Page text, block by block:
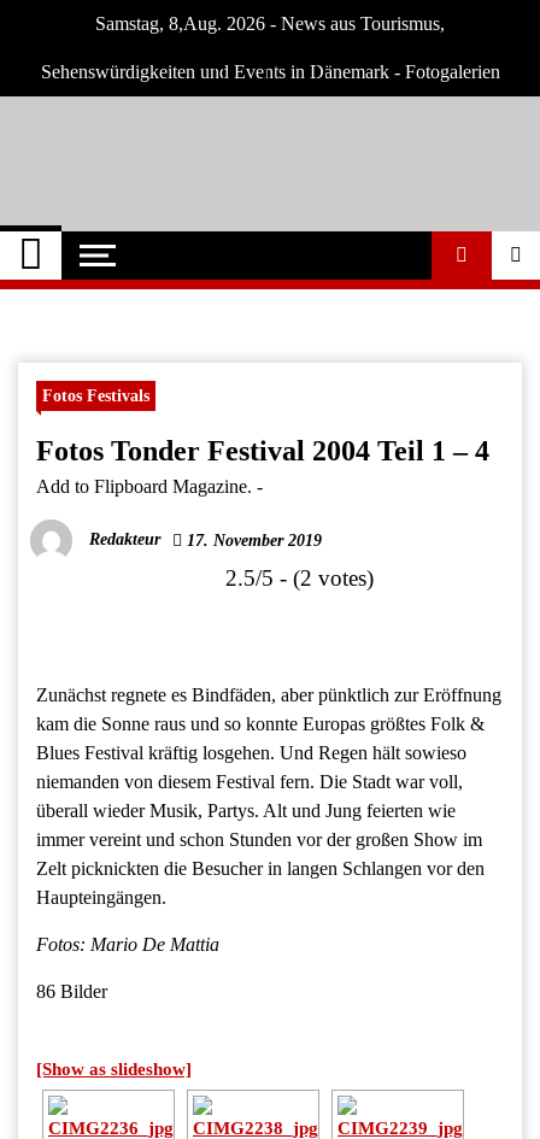
content
Samstag, 8,Aug. 2026 - News aus Tourismus,
Sehenswürdigkeiten und Events in Dänemark - Fotogalerien
Dänemark Tipps
Neuigkeiten und Nachrichten in Dänemark
Fotos Festivals
Fotos Tonder Festival 2004 Teil 1 – 4
Add to Flipboard Magazine. -
Redakteur 17. November 2019
2.5/5 - (2 votes)
Zunächst regnete es Bindfäden, aber pünktlich zur Eröffnung
kam die Sonne raus und so konnte Europas größtes Folk &
Blues Festival kräftig losgehen. Und Regen hält sowieso
niemanden von diesem Festival fern. Die Stadt war voll,
überall wieder Musik, Partys. Alt und Jung feierten wie
immer vereint und schon Stunden vor der großen Show im
Zelt picknickten die Besucher in langen Schlangen vor den
Haupteingängen.
Fotos: Mario De Mattia
86 Bilder
[Show as slideshow]